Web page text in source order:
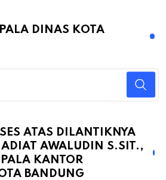
DINAS KOTA
ATAS DILANTIKNYA
AWALUDIN S.SIT.,
KANTOR
BANDUNG